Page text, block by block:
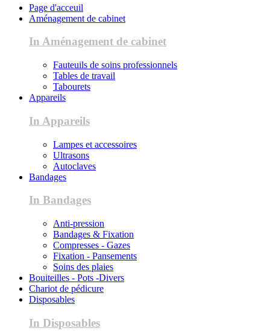
Page d'acceuil
Aménagement de cabinet
In Aménagement de cabinet
Fauteuils de soins professionnels
Tables de travail
Tabourets
Appareils
In Appareils
Lampes et accessoires
Ultrasons
Autoclaves
Bandages
In Bandages
Anti-pression
Bandages & Fixation
Compresses - Gazes
Fixation - Pansements
Soins des plaies
Bouiteilles - Pots -Divers
Chariot de pédicure
Disposables
In Disposables